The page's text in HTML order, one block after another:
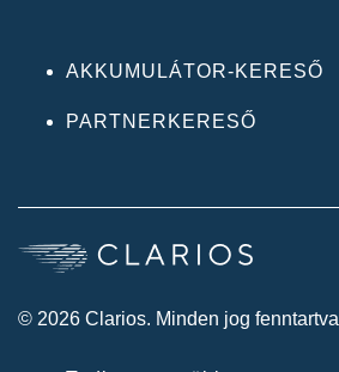
AKKUMULÁTOR-KERESŐ
PARTNERKERESŐ
© 2026 Clarios. Minden jog fenntartva